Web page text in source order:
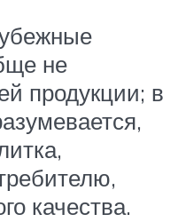
не
продукции; в
качества.